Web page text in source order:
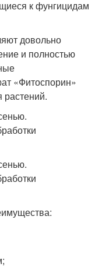
к фунгицидам
довольно
и полностью
«Фитоспорин»
растений.